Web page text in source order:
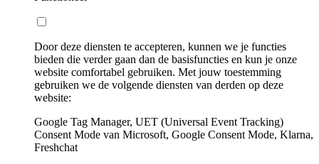
Door deze diensten te accepteren, kunnen we je functies
bieden die verder gaan dan de basisfuncties en kun je onze
website comfortabel gebruiken. Met jouw toestemming
gebruiken we de volgende diensten van derden op deze
website:
Google Tag Manager, UET (Universal Event Tracking)
Consent Mode van Microsoft, Google Consent Mode, Klarna,
Freshchat